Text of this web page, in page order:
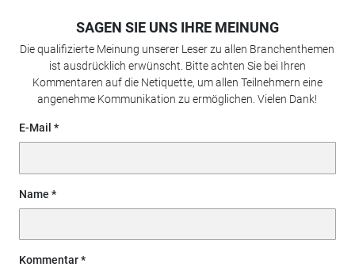
SAGEN SIE UNS IHRE MEINUNG
Die qualifizierte Meinung unserer Leser zu allen Branchenthemen
ist ausdrücklich erwünscht. Bitte achten Sie bei Ihren
Kommentaren auf die Netiquette, um allen Teilnehmern eine
angenehme Kommunikation zu ermöglichen. Vielen Dank!
E-Mail
Name
Kommentar